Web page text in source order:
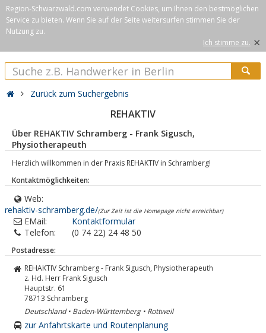
Region-Schwarzwald.com verwendet Cookies, um Ihnen den bestmöglichen
Service zu bieten. Wenn Sie auf der Seite weitersurfen stimmen Sie der
Nutzung zu.
Ich stimme zu. ×
Zurück zum Suchergebnis
REHAKTIV
Über REHAKTIV Schramberg - Frank Sigusch,
Physiotherapeuth
Herzlich willkommen in der Praxis REHAKTIV in Schramberg!
Kontaktmöglichkeiten:
Web:
rehaktiv-schramberg.de/(Zur Zeit ist die Homepage nicht erreichbar)
EMail:
Kontaktformular
Telefon:
(0 74 22) 24 48 50
Postadresse:
REHAKTIV Schramberg - Frank Sigusch, Physiotherapeuth
z. Hd. Herr Frank Sigusch
Hauptstr. 61
78713 Schramberg
Deutschland • Baden-Württemberg • Rottweil
zur Anfahrtskarte und Routenplanung